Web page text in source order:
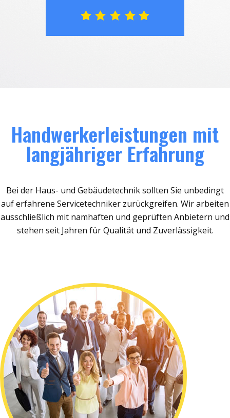
Handwerkerleistungen mit
langjähriger Erfahrung
Bei der Haus- und Gebäudetechnik sollten Sie unbedingt
auf erfahrene Servicetechniker zurückgreifen. Wir arbeiten
ausschließlich mit namhaften und geprüften Anbietern und
stehen seit Jahren für Qualität und Zuverlässigkeit.